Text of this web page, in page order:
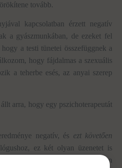
tovább.
kapcsolatban érzett negatív
a gyászmunkában, de ezeket fel
a testi tünetei összefüggnek a
hogy fájdalmas a szexuális
a teherbe esés, az anyai szerep
arra, hogy egy pszichoterapeutát
negatív, és ezt követően
ez két olyan üzenetet is
Az orvosi kivizsgálás ilyen